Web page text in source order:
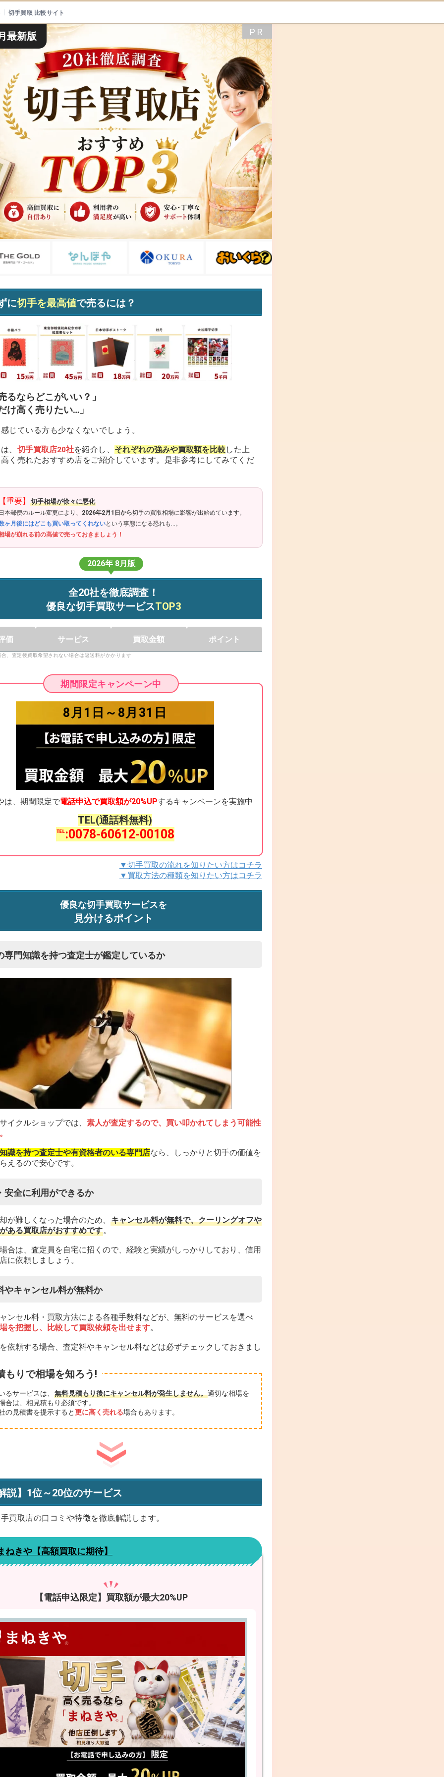
切手買取 比較サイト
最新版
に切手を最高値で売るには？
るならどこがいい？」
け高く売りたい…」
じている方も少なくないでしょう。
、 切手買取店20社を紹介し、 それぞれの強みや買取額を比較した上
く売れたおすすめ店をご紹介しています。是非参考にしてみてくだ
重要】 切手相場が徐々に悪化
本郵便のルール変更により、 2026年2月1日から切手の買取相場に影響が出始めています。
ヶ月後にはどこも買い取ってくれないという事態になる恐れも…。
場が崩れる前の高値で売っておきましょう！
2026年 8月版
全20社を徹底調査！
優良な切手買取サービスTOP3
価 サービス 買取金額 ポイント
、査定後買取希望されない場合は返送料がかかります
期間限定キャンペーン中
8月1日～8月31日
は、期間限定で電話申込で買取額が20%UPするキャンペーンを実施中
TEL(通話料無料)
℡:0078-60612-00108
▼切手買取の流れを知りたい方はコチラ
▼買取方法の種類を知りたい方はコチラ
優良な切手買取サービスを
見分けるポイント
門知識を持つ査定士が鑑定しているか
イクルショップでは、 素人が査定するので、買い叩かれてしまう可能性
識を持つ査定士や有資格者のいる専門店なら、しっかりと切手の価値を
えるので安心です。
全に利用ができるか
が難しくなった場合のため、 キャンセル料が無料で、クーリングオフや
ある買取店がおすすめです。
合は、査定員を自宅に招くので、経験と実績がしっかりしており、信用
に依頼しましょう。
キャンセル料が無料か
ンセル料・買取方法による各種手数料などが、無料のサービスを選べ
を把握し、比較して買取依頼を出せます。
依頼する場合、査定料やキャンセル料などは必ずチェックしておきまし
もりで相場を知ろう!
るサービスは、 無料見積もり後にキャンセル料が発生しません。適切な相場を
合は、相見積もり必須です。
の見積書を提示すると更に高く売れる場合もあります。
説】1位～20位のサービス
買取店の口コミや特徴を徹底解説します。
ねきや【高額買取に期待】
【電話申込限定】買取額が最大20%UP